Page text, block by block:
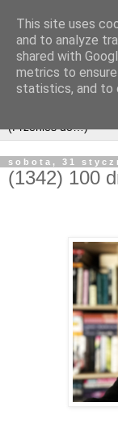
sobota, 31
(1342) 100
This site uses
and to analyze
shared with
metrics to
statistics, and to